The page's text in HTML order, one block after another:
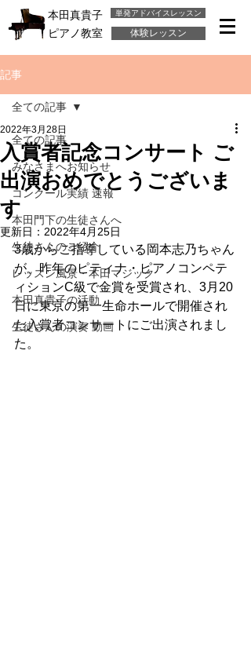
単発アドバイスレッスン
本田真貴子
ピアノ教室
体験レッスン
記事
全ての記事
みなさまへお知らせ
コンクール実績 速報
本田門下の生徒さんへ
生徒さんのご紹介
レッスン風景・本田マジック
本田真貴子の活動
生徒さんの演奏 動画
全ての記事
入賞者記念コンサート ご
出演おめでとうございま
す
2022年3月28日
更新日： 2022年4月25日
3歳からご指導している岡本志乃ちゃん
が、昨年のピティナ・ピアノコンペテ
ィションC級で金賞を受賞され、3月20
日に東京の第一生命ホールで開催され
た入賞者コンサートにご出演されまし
た。